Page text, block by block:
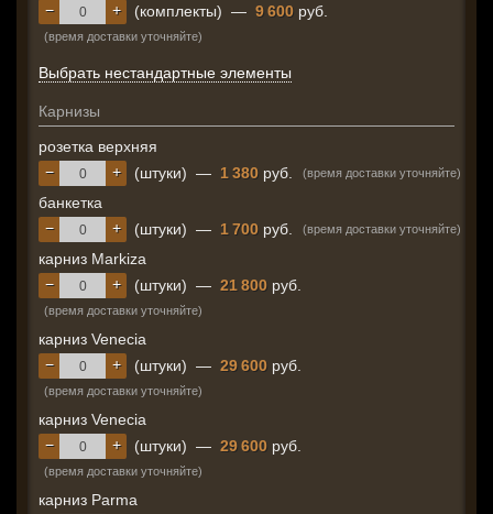
+
− (комплекты) — 9 600 руб.
(время доставки уточняйте)
Выбрать нестандартные элементы
Карнизы
розетка верхняя
+
− (штуки) — 1 380 руб. (время доставки уточняйте)
банкетка
+
− (штуки) — 1 700 руб. (время доставки уточняйте)
карниз Markiza
+
− (штуки) — 21 800 руб.
(время доставки уточняйте)
карниз Venecia
+
− (штуки) — 29 600 руб.
(время доставки уточняйте)
карниз Venecia
+
− (штуки) — 29 600 руб.
(время доставки уточняйте)
карниз Parma